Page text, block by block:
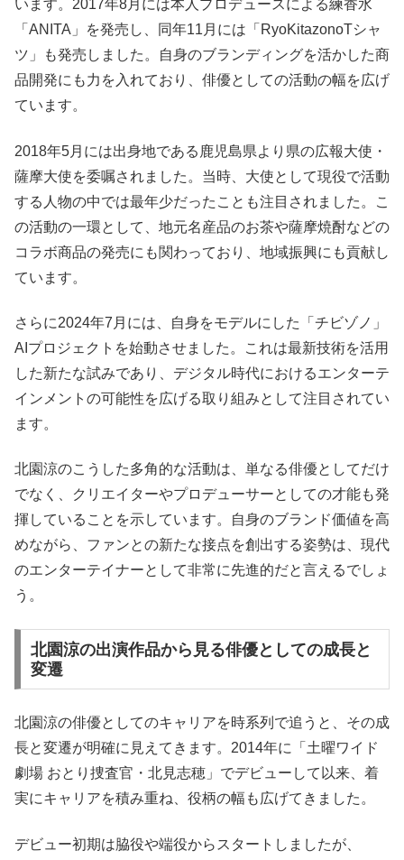
います。2017年8月には本人プロデュースによる練香水
「ANITA」を発売し、同年11月には「RyoKitazonoTシャ
ツ」も発売しました。自身のブランディングを活かした商
品開発にも力を入れており、俳優としての活動の幅を広げ
ています。
2018年5月には出身地である鹿児島県より県の広報大使・
薩摩大使を委嘱されました。当時、大使として現役で活動
する人物の中では最年少だったことも注目されました。こ
の活動の一環として、地元名産品のお茶や薩摩焼酎などの
コラボ商品の発売にも関わっており、地域振興にも貢献し
ています。
さらに2024年7月には、自身をモデルにした「チビゾノ」
AIプロジェクトを始動させました。これは最新技術を活用
した新たな試みであり、デジタル時代におけるエンターテ
インメントの可能性を広げる取り組みとして注目されてい
ます。
北園涼のこうした多角的な活動は、単なる俳優としてだけ
でなく、クリエイターやプロデューサーとしての才能も発
揮していることを示しています。自身のブランド価値を高
めながら、ファンとの新たな接点を創出する姿勢は、現代
のエンターテイナーとして非常に先進的だと言えるでしょ
う。
北園涼の出演作品から見る俳優としての成長と
変遷
北園涼の俳優としてのキャリアを時系列で追うと、その成
長と変遷が明確に見えてきます。2014年に「土曜ワイド
劇場 おとり捜査官・北見志穂」でデビューして以来、着
実にキャリアを積み重ね、役柄の幅も広げてきました。
デビュー初期は脇役や端役からスタートしましたが、